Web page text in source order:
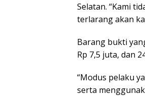
Selatan. “Kami
terlarang akan
Barang bukti
Rp 7,5 juta, dan
“Modus pelaku
serta